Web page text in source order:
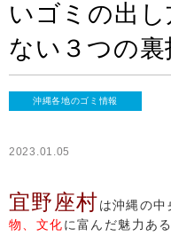
いゴミの出
ない３つの裏
沖縄各地のゴミ情報
2023.01.05
宜野座村は沖縄の中
物、文化に富んだ魅力あ